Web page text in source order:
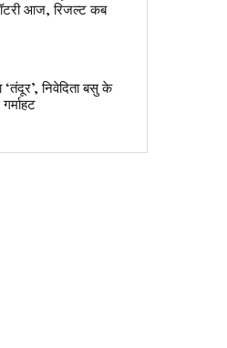
आज, रिजल्ट कब
निवेदिता बसु के